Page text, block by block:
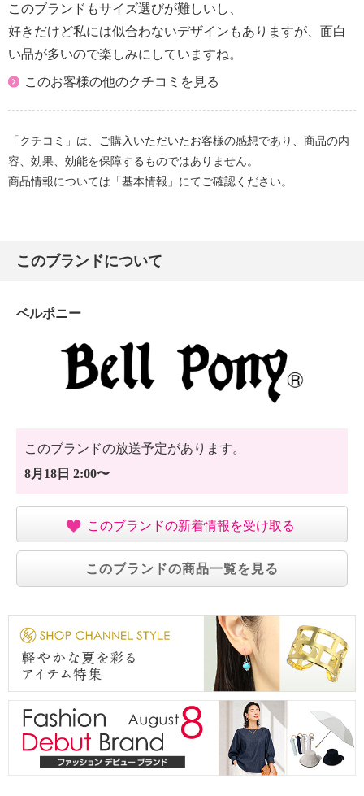
このブランドもサイズ選びが難しいし、
好きだけど私には似合わないデザインもありますが、面白
い品が多いので楽しみにしていますね。
このお客様の他のクチコミを見る
「クチコミ」は、ご購入いただいたお客様の感想であり、商品の内
容、効果、効能を保障するものではありません。
商品情報については「基本情報」にてご確認ください。
このブランドについて
ベルポニー
このブランドの放送予定があります。
8月18日 2:00〜
このブランドの新着情報を受け取る
このブランドの商品一覧を見る